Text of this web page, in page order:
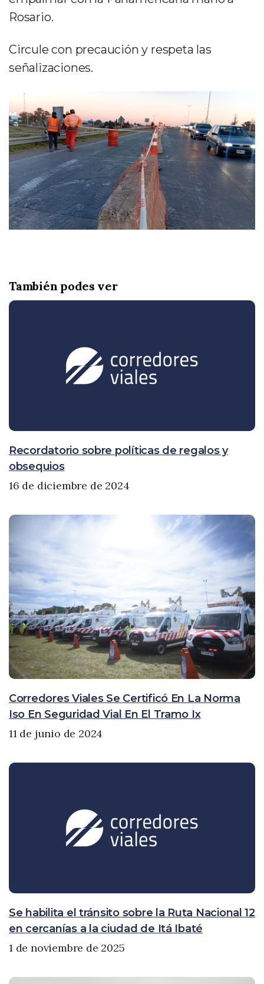
Rosario.
Circule con precaución y respeta las
señalizaciones.
También podes ver
Recordatorio sobre políticas de regalos y
obsequios
16 de diciembre de 2024
Corredores Viales Se Certificó En La Norma
Iso En Seguridad Vial En El Tramo Ix
11 de junio de 2024
Se habilita el tránsito sobre la Ruta Nacional 12
en cercanías a la ciudad de Itá Ibaté
1 de noviembre de 2025